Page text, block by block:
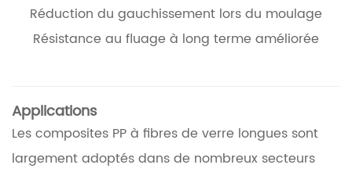
Réduction du gauchissement lors du moulage
Résistance au fluage à long terme améliorée
Applications
Les composites PP à fibres de verre longues sont
largement adoptés dans de nombreux secteurs